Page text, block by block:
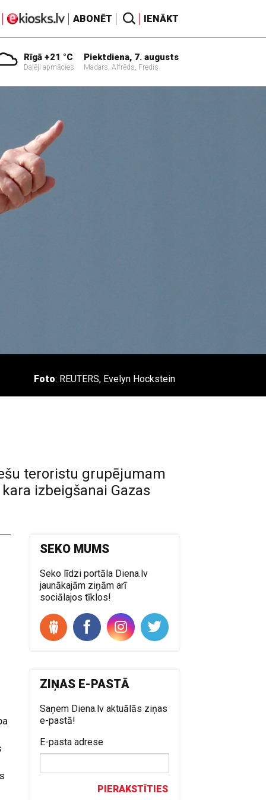
ABONĒT IENĀKT
Rīgā +21 °C
Daļēji apmācies
Piektdiena, 7. augusts
Madars, Alfrēds, Fredis
Foto: REUTERS, Evelyn Hockstein
teroristu grupējumam
izbeigšanai Gazas
SEKO MUMS
Seko līdzi portāla Diena.lv
jaunākajām ziņām arī
sociālajos tīklos!
ZIŅAS E-PASTĀ
Saņem Diena.lv aktuālās ziņas
e-pastā!
E-pasta adrese
PIERAKSTĪTIES